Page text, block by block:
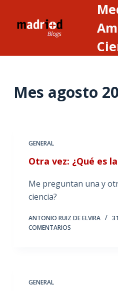
Mes agosto
GENERAL
Otra vez: ¿Qué es
Me preguntan una y
ciencia?
ANTONIO RUIZ DE ELVIRA
COMENTARIOS
GENERAL